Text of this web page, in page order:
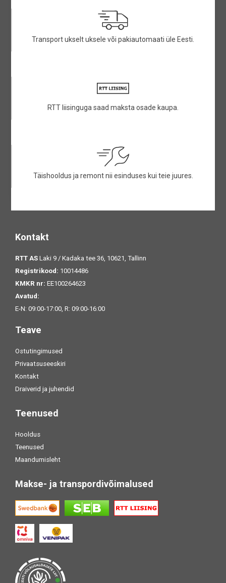
Transport ukselt uksele või pakiautomaati üle Eesti.
RTT liisinguga saad maksta osade kaupa.
Täishooldus ja remont nii esinduses kui teie juures.
Kontakt
RTT AS Laki 9 / Kadaka tee 36, 10621, Tallinn
Registrikood: 10014486
KMKR nr: EE100264623
Avatud:
E-N: 09:00-17:00, R: 09:00-16:00
Teave
Ostutingimused
Privaatsuseeskiri
Kontakt
Draiverid ja juhendid
Teenused
Hooldus
Teenused
Maandumisleht
Makse- ja transpordivõimalused